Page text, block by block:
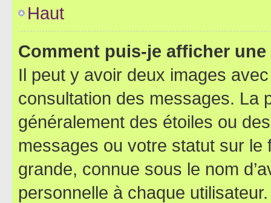
Haut
Comment puis-je afficher
Il peut y avoir deux images
consultation des messages. La
généralement des étoiles ou
messages ou votre statut sur
grande, connue sous le nom
personnelle à chaque utilisateur.